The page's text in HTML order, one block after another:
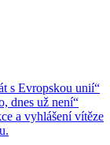
s Evropskou unií“
dnes už není“
a vyhlášení vítěze